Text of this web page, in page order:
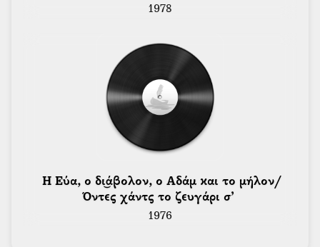
1978
Όντες χάντς το ζευγάρι σ’
1976